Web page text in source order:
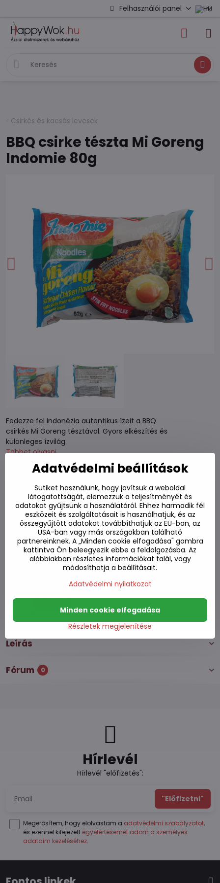
Felhasználói panel
Keresés
Csirkés és kacsás levesek
BBQ csirke tészta Mi Goreng
Indomie 80g
Fedezze fel Indonézia autentikus ízeit a BBQ
csirkés Mi Goreng tésztával. Gyors elkészítés és
különleges ízvilág.
Többet olvasni
270 Ft
210 FtÁFA nélkül
Hozzáadás a kedvencekhez
Hozzáadás a listához
Watchdog
S7#SK#74657#1
Gyártó:
Leírás
Fórum 0
Hírlevél
Hírlevél "előfizetés":
"Előfizetni"
Megerősítem, hogy elolvastam a adatvédelmi szabályzatot,
és ezennel kifejezett egyetértésemet adom a személyes
adataim kezeléséhez.
Adatvédelmi beállítások
Sütiket használunk, hogy javítsuk a weboldal
látogatottságát, elemezzük a teljesítményét és
adatokat gyűjtsünk a használatáról. Ehhez harmadik fél
eszközeit és szolgáltatásait is használhatjuk, és az
összegyűjtött adatokat továbbíthatjuk az EU-ban, az
USA-ban vagy más országokban található
partnereinknek. A „Minden cookie elfogadása" gombra
kattintva Ön beleegyezik ebbe a feldolgozásba. Az
alábbiakban részletes információkat talál, vagy
módosíthatja a beállításait.
Adatvédelmi nyilatkozat
Részletek megjelenítése
Minden cookie elfogadása